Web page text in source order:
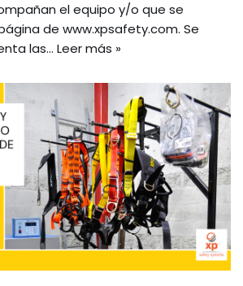
el equipo y/o que se
de www.xpsafety.com. Se
las… Leer más »